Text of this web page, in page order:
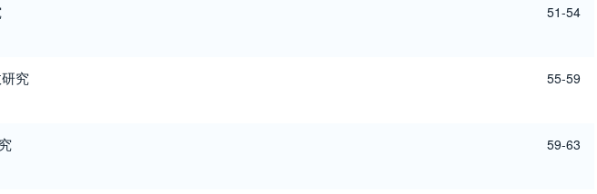
51-54
究 55-59
59-63